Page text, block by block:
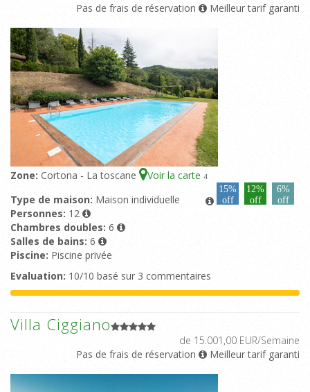
Pas de frais de réservation
Meilleur tarif garanti
Zone: Cortona - La toscane Voir la carte 4
15%
off
12%
off
6%
off
Type de maison: Maison individuelle
Personnes: 12
Chambres doubles: 6
Salles de bains: 6
Piscine: Piscine privée
Evaluation: 10/10 basé sur 3 commentaires
Villa Ciggiano
de 15.001,00 EUR/Semaine
Pas de frais de réservation
Meilleur tarif garanti